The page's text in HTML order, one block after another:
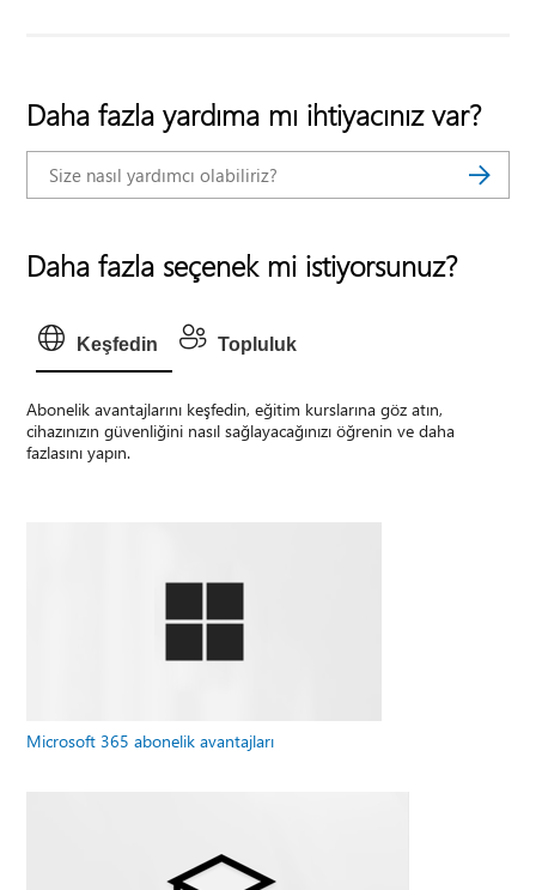
Daha fazla yardıma mı ihtiyacınız var?
Daha fazla seçenek mi istiyorsunuz?
Keşfedin Topluluk
Abonelik avantajlarını keşfedin, eğitim kurslarına göz atın,
cihazınızın güvenliğini nasıl sağlayacağınızı öğrenin ve daha
fazlasını yapın.
Microsoft 365 abonelik avantajları